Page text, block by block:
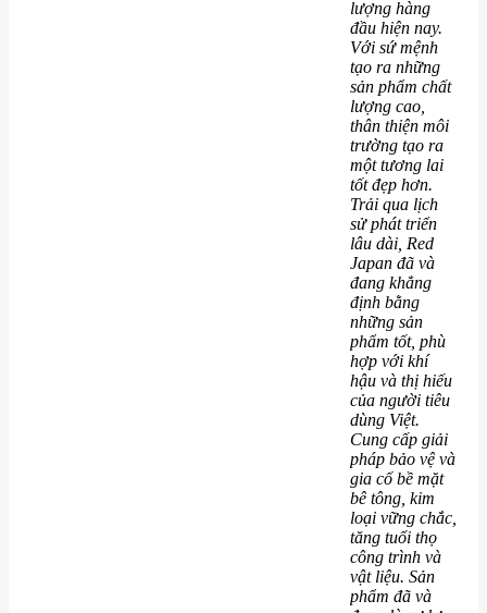
lượng hàng
đầu hiện nay.
Với sứ mệnh
tạo ra những
sản phẩm chất
lượng cao,
thân thiện môi
trường tạo ra
một tương lai
tốt đẹp hơn.
Trải qua lịch
sử phát triển
lâu dài, Red
Japan đã và
đang khẳng
định bằng
những sản
phẩm tốt, phù
hợp với khí
hậu và thị hiếu
của người tiêu
dùng Việt.
Cung cấp giải
pháp bảo vệ và
gia cố bề mặt
bê tông, kim
loại vững chắc,
tăng tuổi thọ
công trình và
vật liệu. Sản
phẩm đã và